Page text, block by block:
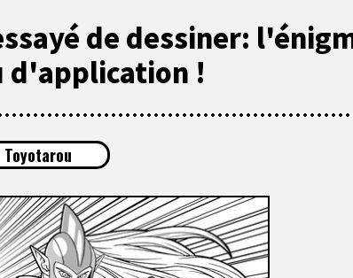
de dessiner:
d'application !
Toyotarou